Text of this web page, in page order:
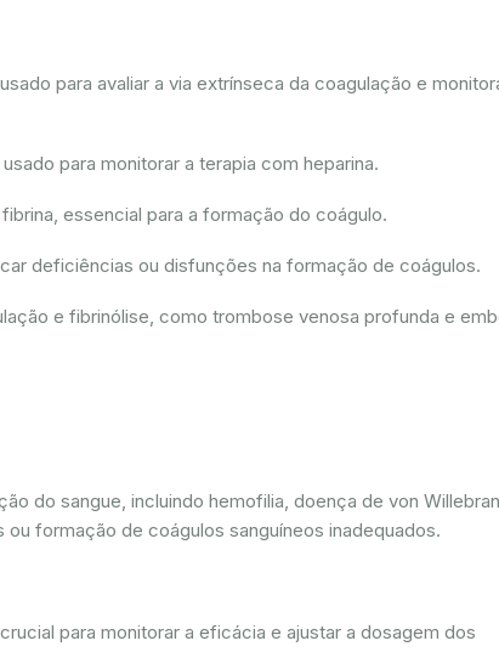
para avaliar a via extrínseca da coagulação e
para monitorar a terapia com heparina.
essencial para a formação do coágulo.
deficiências ou disfunções na formação de coágulos.
e fibrinólise, como trombose venosa profunda e
do sangue, incluindo hemofilia, doença de von
formação de coágulos sanguíneos inadequados.
para monitorar a eficácia e ajustar a dosagem dos